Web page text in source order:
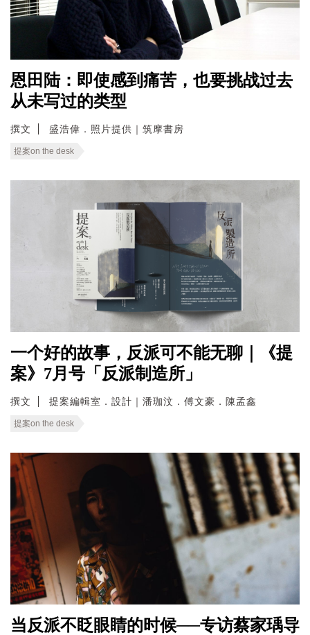
恩田陆：即使感到痛苦，也要挑战过去
从未写过的类型
撰文 盛浩偉．照片提供｜筑摩書房
提案on the desk
一个好的故事，反派可不能无聊｜《提
案》7月号「反派制造所」
撰文 提案編輯室．設計｜潘珈汶．傅文豪．陳孟鑫
提案on the desk
当反派不眨眼睛的时候──专访蔡家瑀导